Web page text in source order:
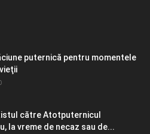
puternică pentru momentele
către Atotputernicul
la vreme de necaz sau de...